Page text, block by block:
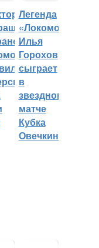
Легенда
«Локомотива»
Илья
Горохов
сыграет
в
звездном
матче
Кубка
Овечкина